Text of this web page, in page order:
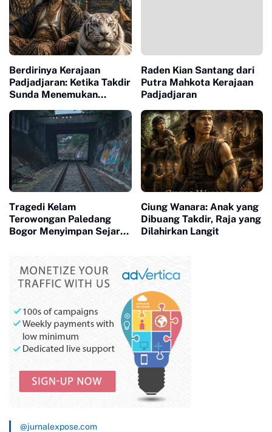
Berdirinya Kerajaan
Padjadjaran: Ketika Takdir
Sunda Menemukan
Raden Kian Santang dari
Putra Mahkota Kerajaan
Padjadjaran
Tragedi Kelam
Terowongan Paledang
Bogor Menyimpan Sejarah
Ciung Wanara: Anak yang
Dibuang Takdir, Raja yang
Dilahirkan Langit
@jurnalexpose.com